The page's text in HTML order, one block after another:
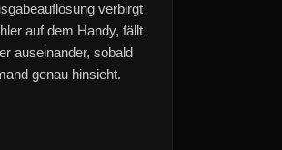
verbirgt
auf dem Handy, fällt
auseinander, sobald
genau hinsieht.